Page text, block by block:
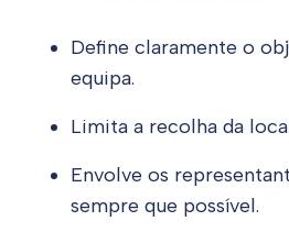
Define claramente o
equipa.
Limita a recolha da
Envolve os
sempre que possível.